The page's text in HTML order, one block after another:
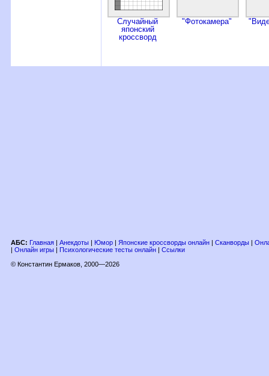
Случайный
японский
кроссворд
"Фотокамера"
АБС: Главная | Анекдоты | Юмор | Японские кроссворды онлайн | Сканворды |
| Онлайн игры | Психологические тесты онлайн | Ссылки
© Константин Ермаков, 2000—2026